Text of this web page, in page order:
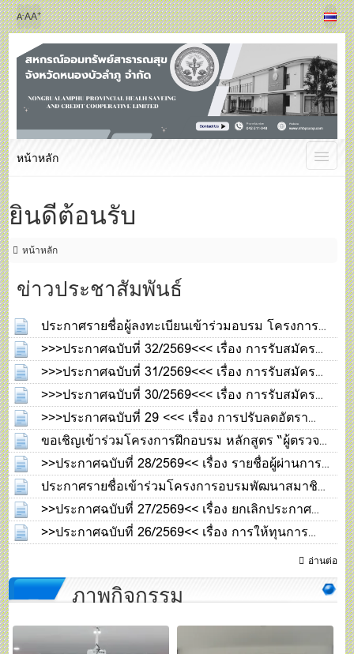
A-AA+
หน้าหลัก
ยินดีต้อนรับ
หน้าหลัก
ข่าวประชาสัมพันธ์
ประกาศรายชื่อผู้ลงทะเบียนเข้าร่วมอบรม โครงการ
พัฒนาสมาชิกใหม่
05 ส.ค. 2569
>>>ประกาศฉบับที่ 32/2569<<< เรื่อง การรับสมัคร
คณะกรรมการดำเนินการ ชุดที่ 33 ประจำปี 2570
04 ส.ค. 2569
>>>ประกาศฉบับที่ 31/2569<<< เรื่อง การรับสมัคร
คณะทำงานประจำหน่วยเลือกตั้งในการเลือกตั้ง
กรรมการดำเนินการสหกรณ์
04 ส.ค. 2569
>>>ประกาศฉบับที่ 30/2569<<< เรื่อง การรับสมัคร
สมาชิกสหกรณ์เข้ารับการสรรหาเป็นคณะกรรมการ
เลือกตั้งสหกรณ์ (กกต.สอ.)
04 ส.ค. 2569
>>>ประกาศฉบับที่ 29 <<< เรื่อง การปรับลดอัตรา
ดอกเบี้ยเงินกู้
27 ก.ค. 2569
ขอเชิญเข้าร่วมโครงการฝึกอบรม หลักสูตร “ผู้ตรวจ
สอบกิจการสหกรณ์ขั้นพื้นฐาน (หลักสูตร 1)”
24 ก.ค.
2569
>>ประกาศฉบับที่ 28/2569<< เรื่อง รายชื่อผู้ผ่านการ
คัดเลือก ตำแหน่งคนงาน
17 ก.ค. 2569
ประกาศรายชื่อเข้าร่วมโครงการอบรมพัฒนาสมาชิก
ใหม่ฯ
10 ก.ค. 2569
>>ประกาศฉบับที่ 27/2569<< เรื่อง ยกเลิกประกาศ
ฉบับที่ 25/2569 เรื่อง แจ้งหยุดทำการครึ่งวัน
06 ก.ค.
>>ประกาศฉบับที่ 26/2569<< เรื่อง การให้ทุนการ
อ่านต่อ
ภาพกิจกรรม